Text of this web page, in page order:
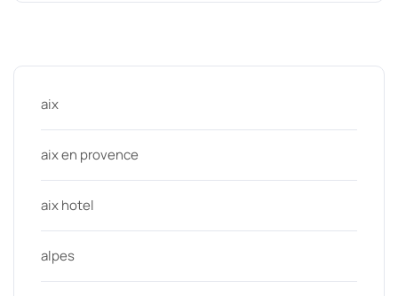
aix
aix en provence
aix hotel
alpes